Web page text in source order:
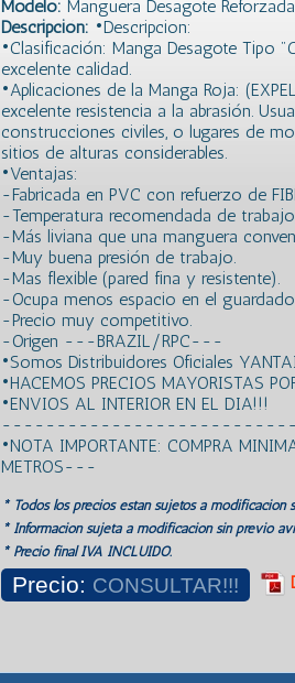
Modelo: Manguera Desagote
Descripción: •Descripcion:
•Clasificación: Manga Desagote Tipo
excelente calidad.
•Aplicaciones de la Manga Roja:
excelente resistencia a la abrasión.
construcciones civiles, o lugares de
sitios de alturas considerables.
•Ventajas:
-Fabricada en PVC con refuerzo de
-Temperatura recomendada de
-Más liviana que una manguera
-Muy buena presión de trabajo.
-Mas flexible (pared fina y resistente).
-Ocupa menos espacio en el
-Precio muy competitivo.
-Origen ---BRAZIL/RPC---
•Somos Distribuidores Oficiales
•HACEMOS PRECIOS MAYORISTAS
•ENVIOS AL INTERIOR EN EL DIA!!!
•NOTA IMPORTANTE: COMPRA
METROS---
* Todos los precios estan sujetos a modificación
* Información sujeta a modificación sin previo
* Precio final IVA INCLUIDO.
Precio: CONSULTAR!!!